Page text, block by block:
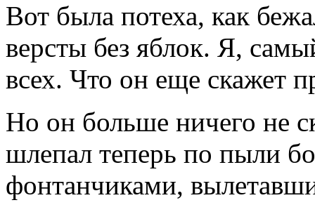
Вот была потеха, как
версты без яблок. Я,
всех. Что он еще скажет
Но он больше ничего не
шлепал теперь по пыли
фонтанчиками,